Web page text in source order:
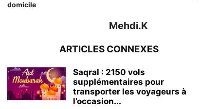
domicile
Mehdi.K
ARTICLES CONNEXES
Saqral : 2150 vols
supplémentaires pour
transporter les voyageurs à
l’occasion...